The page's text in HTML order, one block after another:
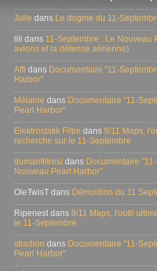
Julie dans Le dogme du 11-
lili dans 11-Septembre : Le Nouveau
avions et la défense aérienne)
Affi dans Documentaire "11-
Harbor"
Mélanie dans Documentaire "11-
Pearl Harbor"
Elektrostatik Filtre dans 9/11 Maps,
recherche sur le 11-Septembre
dumanfiltresi dans Documentaire
Nouveau Pearl Harbor"
OleTwisT dans Démolition du 11
Ripenest dans 9/11 Maps, l'outil
le 11-Septembre
stradion dans Documentaire "11-
Pearl Harbor"